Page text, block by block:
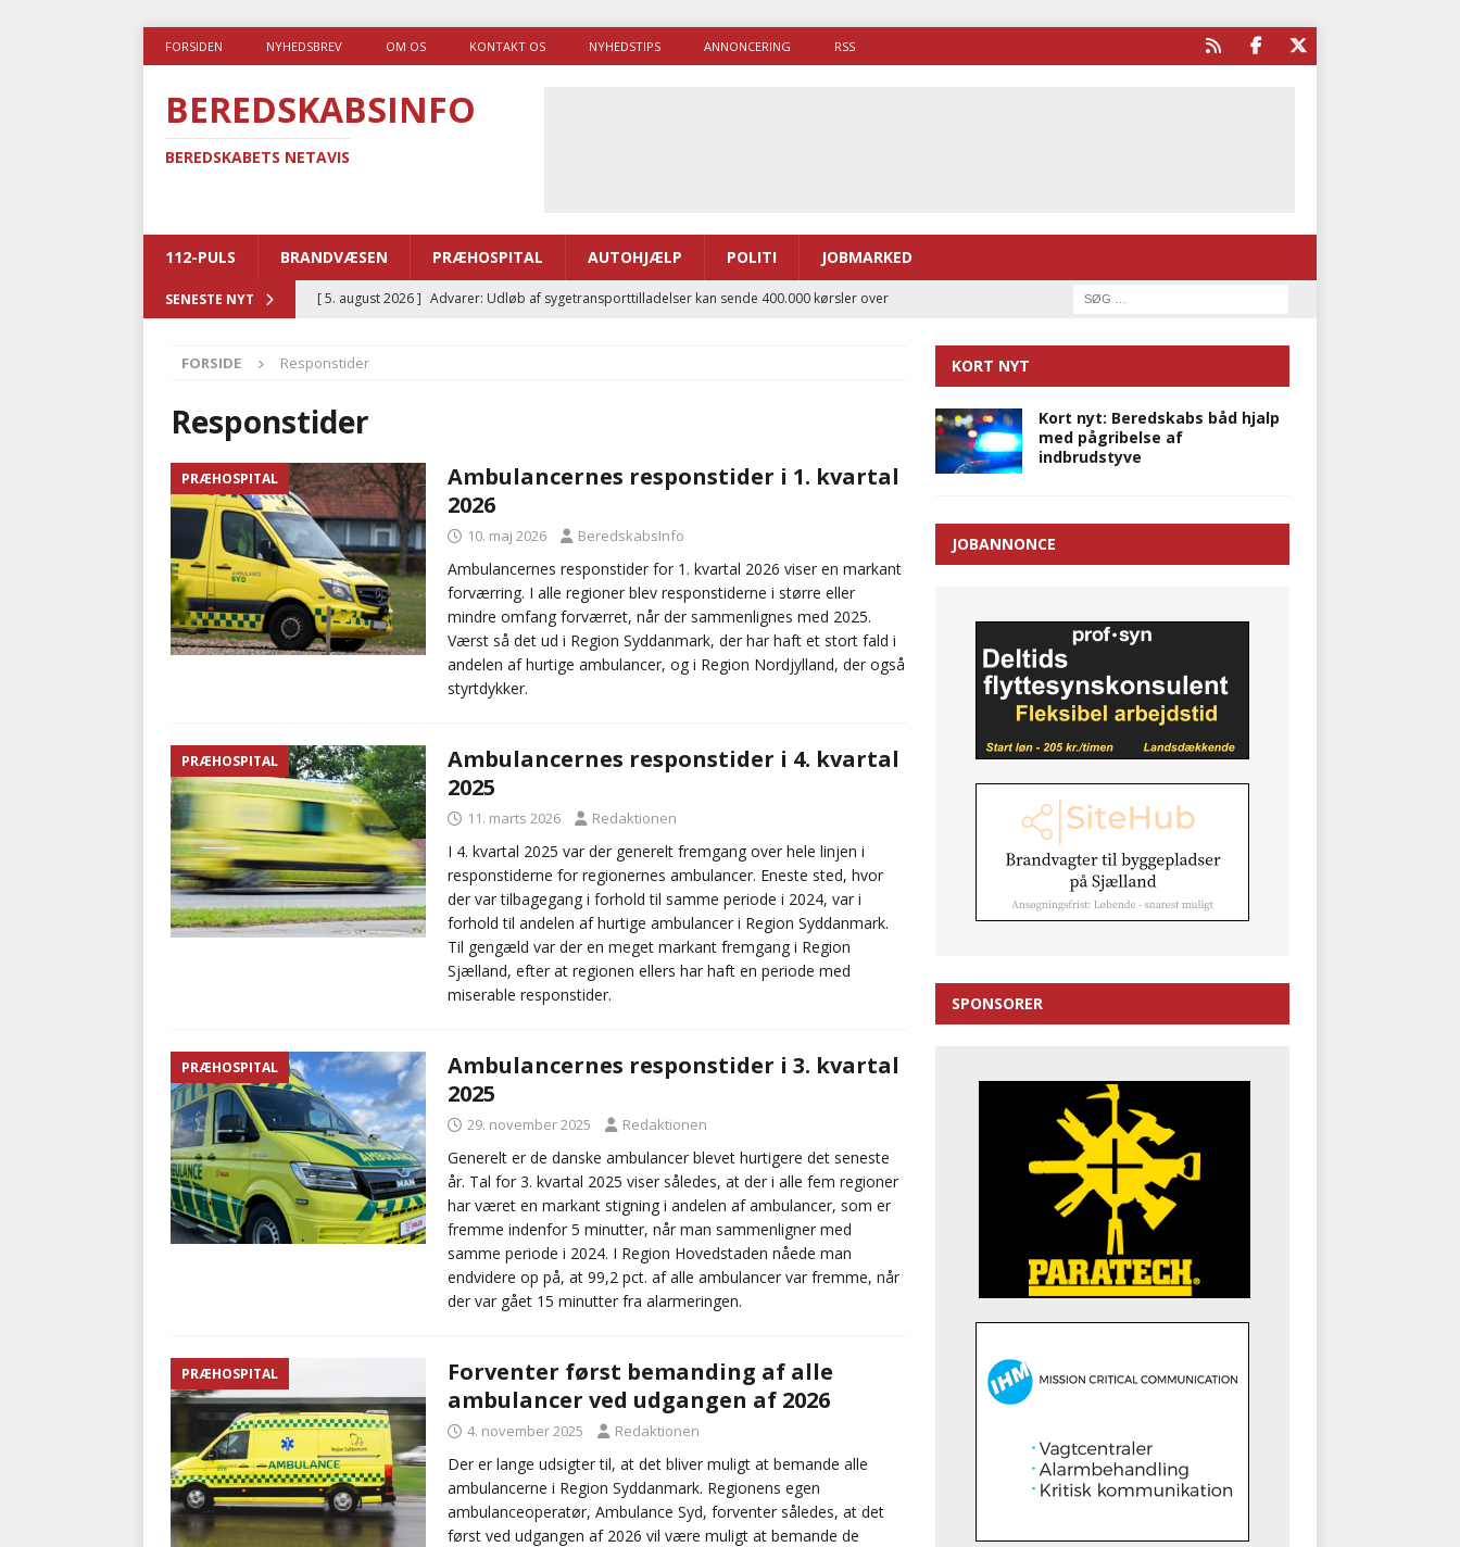
FORSIDEN NYHEDSBREV OM OS KONTAKT OS NYHEDSTIPS ANNONCERING RSS
BEREDSKABSINFO
BEREDSKABETS NETAVIS
112-PULS BRANDVÆSEN PRÆHOSPITAL AUTOHJÆLP POLITI JOBMARKED
SENESTE NYT [ 5. august 2026 ] Advarer: Udløb af sygetransporttilladelser kan sende 400.000 kørsler over
[ 5. august 2026 ]
[ 4. august 2026 ]
[ 4. august 2026 ]
Ny treårig politiuddannelse skal ruste betjentene til mere kompleks
kriminalitet
POLITI
[ 6. august 2026 ]
BRANDVÆSEN
FORSIDE Responstider
Responstider
PRÆHOSPITAL
Ambulancernes responstider i 1. kvartal
2026
10. maj 2026 BeredskabsInfo
Ambulancernes responstider for 1. kvartal 2026 viser en markant
forværring. I alle regioner blev responstiderne i større eller
mindre omfang forværret, når der sammenlignes med 2025.
Værst så det ud i Region Syddanmark, der har haft et stort fald i
andelen af hurtige ambulancer, og i Region Nordjylland, der også
styrtdykker.
PRÆHOSPITAL
Ambulancernes responstider i 4. kvartal
2025
11. marts 2026 Redaktionen
I 4. kvartal 2025 var der generelt fremgang over hele linjen i
responstiderne for regionernes ambulancer. Eneste sted, hvor
der var tilbagegang i forhold til samme periode i 2024, var i
forhold til andelen af hurtige ambulancer i Region Syddanmark.
Til gengæld var der en meget markant fremgang i Region
Sjælland, efter at regionen ellers har haft en periode med
miserable responstider.
PRÆHOSPITAL
Ambulancernes responstider i 3. kvartal
2025
29. november 2025 Redaktionen
Generelt er de danske ambulancer blevet hurtigere det seneste
år. Tal for 3. kvartal 2025 viser således, at der i alle fem regioner
har været en markant stigning i andelen af ambulancer, som er
fremme indenfor 5 minutter, når man sammenligner med
samme periode i 2024. I Region Hovedstaden nåede man
endvidere op på, at 99,2 pct. af alle ambulancer var fremme, når
der var gået 15 minutter fra alarmeringen.
PRÆHOSPITAL
Forventer først bemanding af alle
ambulancer ved udgangen af 2026
4. november 2025 Redaktionen
Der er lange udsigter til, at det bliver muligt at bemande alle
ambulancerne i Region Syddanmark. Regionens egen
ambulanceoperatør, Ambulance Syd, forventer således, at det
først ved udgangen af 2026 vil være muligt at bemande de
KORT NYT
Kort nyt: Beredskabs båd hjalp
med pågribelse af
indbrudstyve
JOBANNONCE
SPONSORER